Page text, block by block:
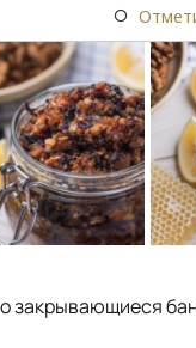
закрывающиеся